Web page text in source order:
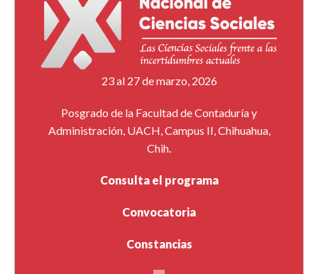
23 al 27 de marzo, 2026
Posgrado de la Facultad de Contaduría y
Administración, UACH, Campus II, Chihuahua,
Chih.
Consulta el programa
Convocatoria
Constancias